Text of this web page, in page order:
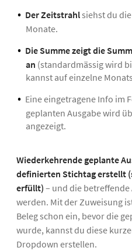
Der Zeitstrahlsiehst du
Monate.
Die Summe zeigt die
an (standardmässig wird
kannst auf einzelne
Eine eingetragene Info im
geplanten Ausgabe wird
angezeigt.
Wiederkehrende geplante
definierten Stichtag erstellt
erfüllt) – und die betreffende
werden. Mit der Zuweisung
Beleg schon ein, bevor die
wurde, kannst du diese
Dropdown erstellen.